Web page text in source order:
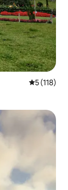
Évaluation
5 (118)